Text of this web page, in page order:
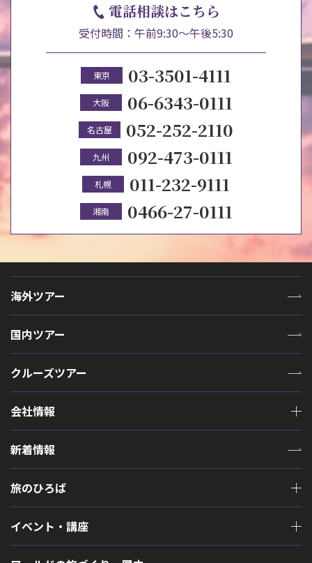
電話相談はこちら
受付時間：午前9:30～午後5:30
東京 03-3501-4111
大阪 06-6343-0111
名古屋 052-252-2110
九州 092-473-0111
札幌 011-232-9111
湘南 0466-27-0111
海外ツアー
国内ツアー
クルーズツアー
会社情報
新着情報
旅のひろば
イベント・講座